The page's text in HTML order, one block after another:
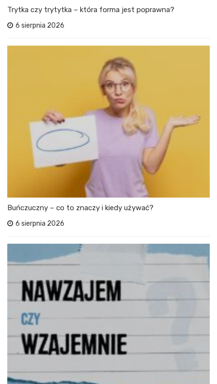
Trytka czy trytytka – która forma jest poprawna?
6 sierpnia 2026
Buńczuczny – co to znaczy i kiedy używać?
6 sierpnia 2026